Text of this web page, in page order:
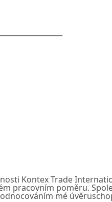
Kontex Trade
pracovním poměru.
mé